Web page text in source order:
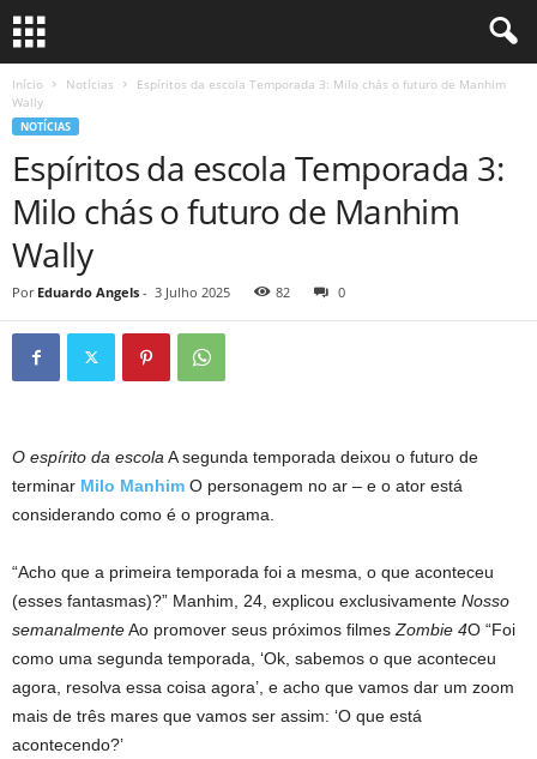
Início Notícias
Espíritos da escola Temporada 3: Milo chás o futuro de Manhim
Wally
NOTÍCIAS
Espíritos da escola Temporada 3:
Milo chás o futuro de Manhim
Wally
Por Eduardo Angels - 3 Julho 2025 82 0
O espírito da escola A segunda temporada deixou o futuro de
terminar Milo Manhim O personagem no ar – e o ator está
considerando como é o programa.
“Acho que a primeira temporada foi a mesma, o que aconteceu
(esses fantasmas)?” Manhim, 24, explicou exclusivamente Nosso
semanalmenteAo promover seus próximos filmes Zombie 4O “Foi
como uma segunda temporada, ‘Ok, sabemos o que aconteceu
agora, resolva essa coisa agora’, e acho que vamos dar um zoom
mais de três mares que vamos ser assim: ‘O que está
acontecendo?’